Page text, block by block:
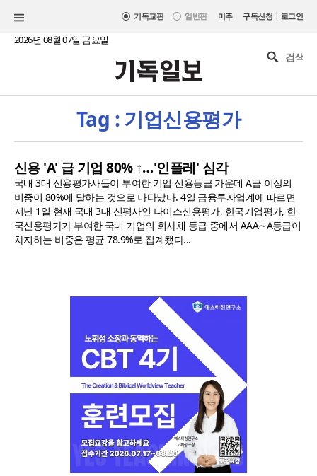
기독교판 일반판 미주 구독신청 | 로그인
2026년 08월 07일 금요일
Tag : 기업신용평가
신용 'A' 급 기업 80% ↑…'인플레' 심각
국내 3대 신용평가사들이 부여한 기업 신용등급 가운데 A급 이상의
비중이 80%에 달하는 것으로 나타났다. 4일 금융투자업계에 따르면
지난 1일 현재 국내 3대 신평사인 나이스신용평가, 한국기업평가, 한
국신용평가가 부여한 국내 기업의 회사채 등급 중에서 AAA∼A등급이
차지하는 비중은 평균 78.9%로 집계됐다...
[최원호 목사의 영혼의 양식 63] 말씀은 같은데 왜 열